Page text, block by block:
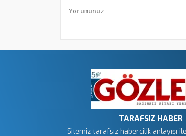
TARAFSIZ HABER
Sitemiz tarafsız habercilik anlayışı ile